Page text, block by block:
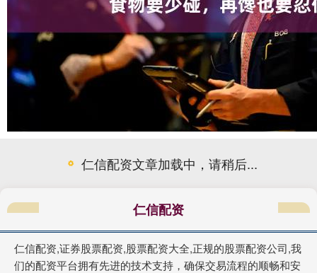
仁信配资文章加载中，请稍后...
仁信配资
仁信配资,证券股票配资,股票配资大全,正规的股票配资公司,我
们的配资平台拥有先进的技术支持，确保交易流程的顺畅和安